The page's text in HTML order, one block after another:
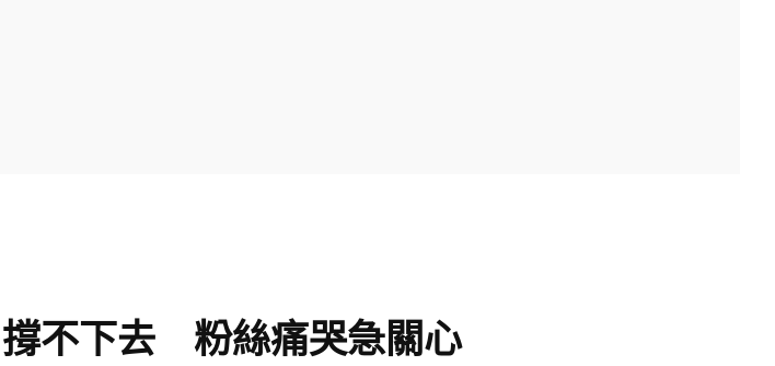
不下去 粉絲痛哭急關心